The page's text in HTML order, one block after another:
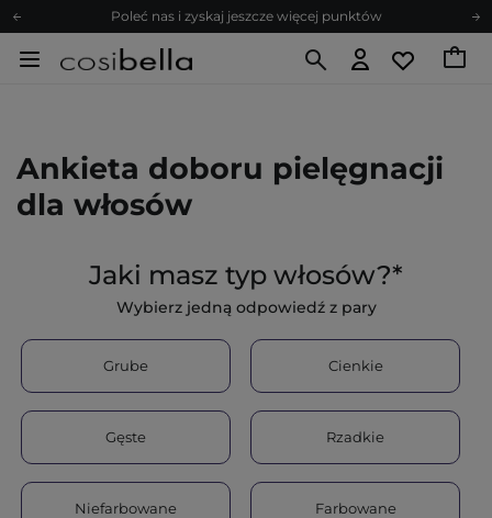
Poleć nas i zyskaj jeszcze więcej punktów
Zapisz się na newsletter pełen porad
Zapisz się na newsletter pełen porad
Ankieta doboru pielęgnacji
dla włosów
Jaki masz typ włosów?*
Wybierz jedną odpowiedź z pary
Grube Cienkie
Gęste Rzadkie
Niefarbowane Farbowane